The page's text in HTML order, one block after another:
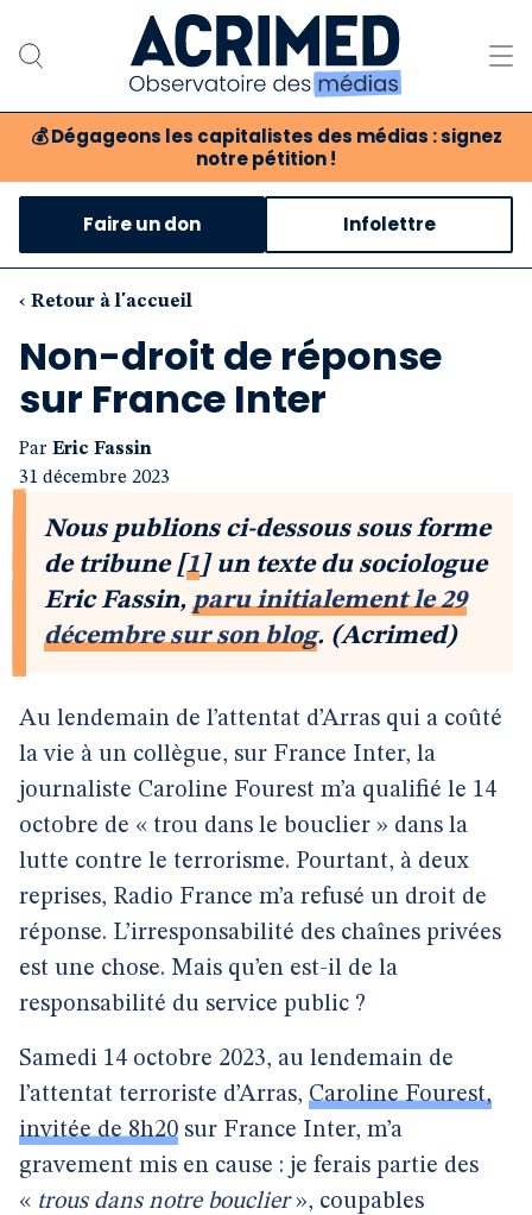
💰 Dégageons les capitalistes des médias : signez
notre pétition !
Notre association
Notre critique des médias
Nos propositions
Notre revue
Boutique
Faire un don Infolettre
‹ Retour à l'accueil
Non-droit de réponse
sur France Inter
Par Eric Fassin
31 décembre 2023
Nous publions ci-dessous sous forme
de tribune[1]un texte du sociologue
Eric Fassin, paru initialement le 29
décembre sur son blog. (Acrimed)
Au lendemain de l’attentat d’Arras qui a coûté
la vie à un collègue, sur France Inter, la
journaliste Caroline Fourest m’a qualifié le 14
octobre de « trou dans le bouclier » dans la
lutte contre le terrorisme. Pourtant, à deux
reprises, Radio France m’a refusé un droit de
réponse. L’irresponsabilité des chaînes privées
est une chose. Mais qu’en est-il de la
responsabilité du service public ?
Samedi 14 octobre 2023, au lendemain de
l’attentat terroriste d’Arras, Caroline Fourest,
invitée de 8h20 sur France Inter, m’a
gravement mis en cause : je ferais partie des
« trous dans notre bouclier», coupables